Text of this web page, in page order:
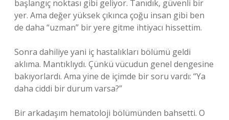
başlangıç noktası gibi geliyor. Tanıdık, güvenli bir
yer. Ama değer yüksek çıkınca çoğu insan gibi ben
de daha “uzman” bir yere gitme ihtiyacı hissettim.
Sonra dahiliye yani iç hastalıkları bölümü geldi
aklıma. Mantıklıydı. Çünkü vücudun genel dengesine
bakıyorlardı. Ama yine de içimde bir soru vardı: “Ya
daha ciddi bir durum varsa?”
Bir arkadaşım hematoloji bölümünden bahsetti. O